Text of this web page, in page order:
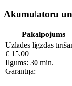
Akumulatoru un
Pakalpojums
Uzlādes ligzdas
€ 15.00
Ilgums: 30 min.
Garantija: